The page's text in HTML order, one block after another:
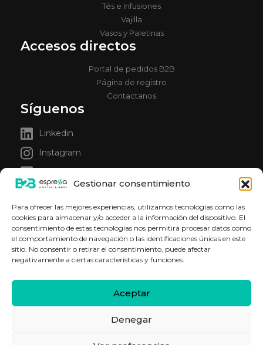
Gestionar consentimiento
Para ofrecer las mejores experiencias, utilizamos tecnologías como las
cookies para almacenar y/o acceder a la información del dispositivo. El
consentimiento de estas tecnologías nos permitirá procesar datos como
el comportamiento de navegación o las identificaciones únicas en este
sitio. No consentir o retirar el consentimiento, puede afectar
negativamente a ciertas características y funciones.
Aceptar
Denegar
Tés e Infusiones
Vajilla
Vasos y Paletinas
Accesos directos
Portal de pedidos B2B
Página de registro
Contactanos
Síguenos
Linkedin
Instagram
© 2026
Espressa
Profesional.
Terminos y
condiciones
Política de
Privacidad
|
Política de cookies
*Las imágenes de los
productos publicados
son ilustrativas y a
modo de referencia,
recibidos pueden